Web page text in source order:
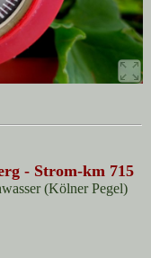
- Strom-km 715
(Kölner Pegel)